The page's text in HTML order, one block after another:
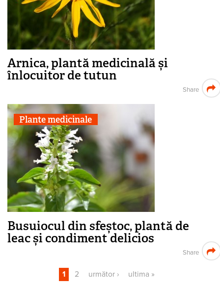
Arnica, plantă medicinală și
înlocuitor de tutun
Share
Plante medicinale
Busuiocul din sfeștoc, plantă de
leac și condiment delicios
Share
1 2 următor › ultima »